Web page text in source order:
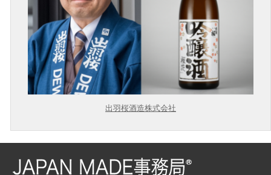
出羽桜酒造株式会社